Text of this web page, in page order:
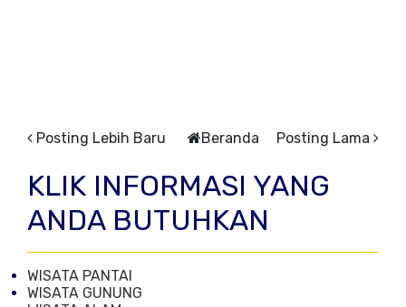
Posting Lebih Baru Posting Lama
Beranda
KLIK INFORMASI YANG
ANDA BUTUHKAN
WISATA PANTAI
WISATA GUNUNG